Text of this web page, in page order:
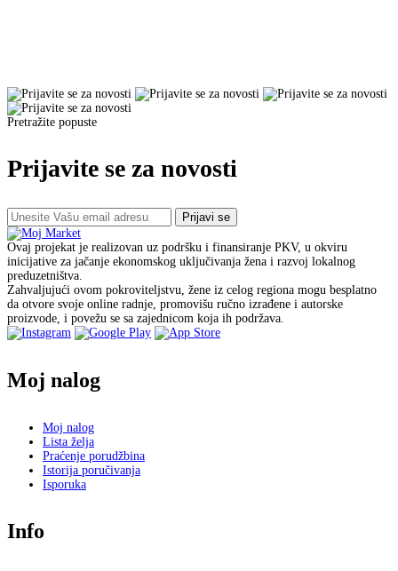
Pretražite popuste
Prijavite se za novosti
Prijavi se
Ovaj projekat je realizovan uz podršku i finansiranje PKV, u okviru
inicijative za jačanje ekonomskog uključivanja žena i razvoj lokalnog
preduzetništva.
Zahvaljujući ovom pokroviteljstvu, žene iz celog regiona mogu besplatno
da otvore svoje online radnje, promovišu ručno izrađene i autorske
proizvode, i povežu se sa zajednicom koja ih podržava.
Moj nalog
Moj nalog
Lista želja
Praćenje porudžbina
Istorija poručivanja
Isporuka
Info